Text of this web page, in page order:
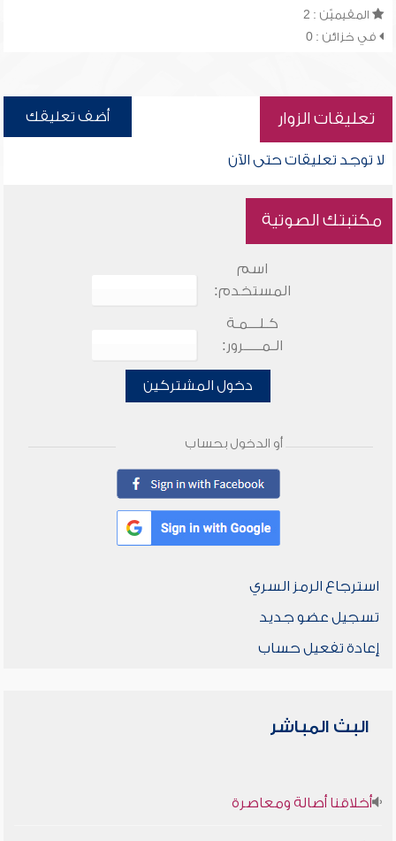
المقيميّن : 2
في خزائن : 0
تعليقات الزوار أضف تعليقك
لا توجد تعليقات حتى الآن
مكتبتك الصوتية
اسم
المستخدم:
كـلـــمـة
الـمـــــرور:
دخول المشتركين
أو الدخول بحساب
استرجاع الرمز السري
تسجيل عضو جديد
إعادة تفعيل حساب
البث المباشر
أخلاقنا أصالة ومعاصرة